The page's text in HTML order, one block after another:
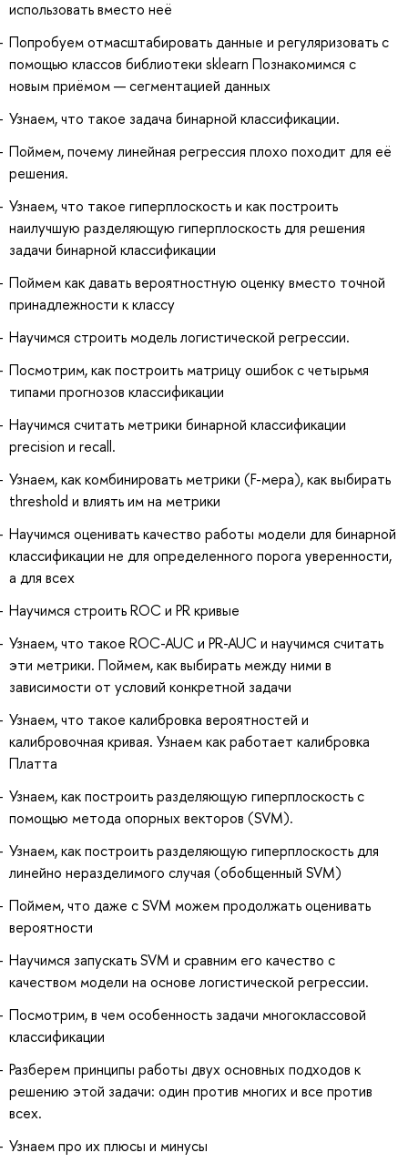
использовать вместо неё
Попробуем отмасштабировать данные и регуляризовать с
помощью классов библиотеки sklearn Познакомимся с
новым приёмом — сегментацией данных
Узнаем, что такое задача бинарной классификации.
Поймем, почему линейная регрессия плохо походит для её
решения.
Узнаем, что такое гиперплоскость и как построить
наилучшую разделяющую гиперплоскость для решения
задачи бинарной классификации
Поймем как давать вероятностную оценку вместо точной
принадлежности к классу
Научимся строить модель логистической регрессии.
Посмотрим, как построить матрицу ошибок с четырьмя
типами прогнозов классификации
Научимся считать метрики бинарной классификации
precision и recall.
Узнаем, как комбинировать метрики (F-мера), как выбирать
threshold и влиять им на метрики
Научимся оценивать качество работы модели для бинарной
классификации не для определенного порога уверенности,
а для всех
Научимся строить ROC и PR кривые
Узнаем, что такое ROC-AUC и PR-AUC и научимся считать
эти метрики. Поймем, как выбирать между ними в
зависимости от условий конкретной задачи
Узнаем, что такое калибровка вероятностей и
калибровочная кривая. Узнаем как работает калибровка
Платта
Узнаем, как построить разделяющую гиперплоскость с
помощью метода опорных векторов (SVM).
Узнаем, как построить разделяющую гиперплоскость для
линейно неразделимого случая (обобщенный SVM)
Поймем, что даже с SVM можем продолжать оценивать
вероятности
Научимся запускать SVM и сравним его качество с
качеством модели на основе логистической регрессии.
Посмотрим, в чем особенность задачи многоклассовой
классификации
Разберем принципы работы двух основных подходов к
решению этой задачи: один против многих и все против
всех.
Узнаем про их плюсы и минусы